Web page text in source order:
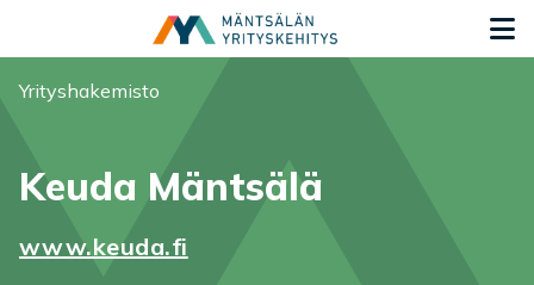
Olet tässä:
Yrityshakemisto
Keuda Mäntsälä
www.keuda.fi